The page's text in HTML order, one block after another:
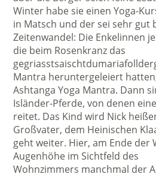
Winter habe sie einen Yoga-
in Matsch und der sei sehr gut
Zeitenwandel: Die Enkelinnen
die beim Rosenkranz das
Mantra heruntergeleiert
Ashtanga Yoga Mantra. Dann
Isländer-Pferde, von denen
reitet. Das Kind wird Nick
Großvater, dem Heinischen
geht weiter. Hier, am Ende der
Augenhöhe im Sichtfeld des
Wohnzimmers manchmal der